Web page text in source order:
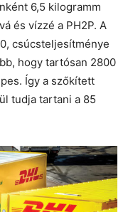
6,5 kilogramm
és vízzé a PH2P. A
csúcsteljesítménye
hogy tartósan 2800
Így a szőkített
tudja tartani a 85